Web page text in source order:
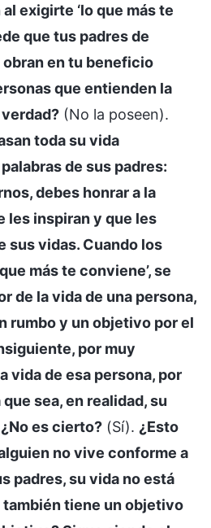
exigirte ‘lo que más te
que tus padres de
en tu beneficio
que entienden la
(No la poseen).
toda su vida
de sus padres:
debes honrar a la
les inspiran y que les
sus vidas. Cuando los
más te conviene’, se
de la vida de una persona,
rumbo y un objetivo por el
por muy
vida de esa persona, por
sea, en realidad, su
es cierto? (Sí). ¿Esto
no vive conforme a
padres, su vida no está
también tiene un objetivo